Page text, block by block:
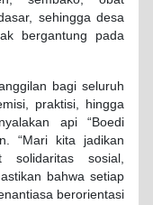
sehingga desa
bergantung pada
bagi seluruh
praktisi, hingga
api “Boedi
“Mari kita jadikan
solidaritas sosial,
bahwa setiap
berorientasi